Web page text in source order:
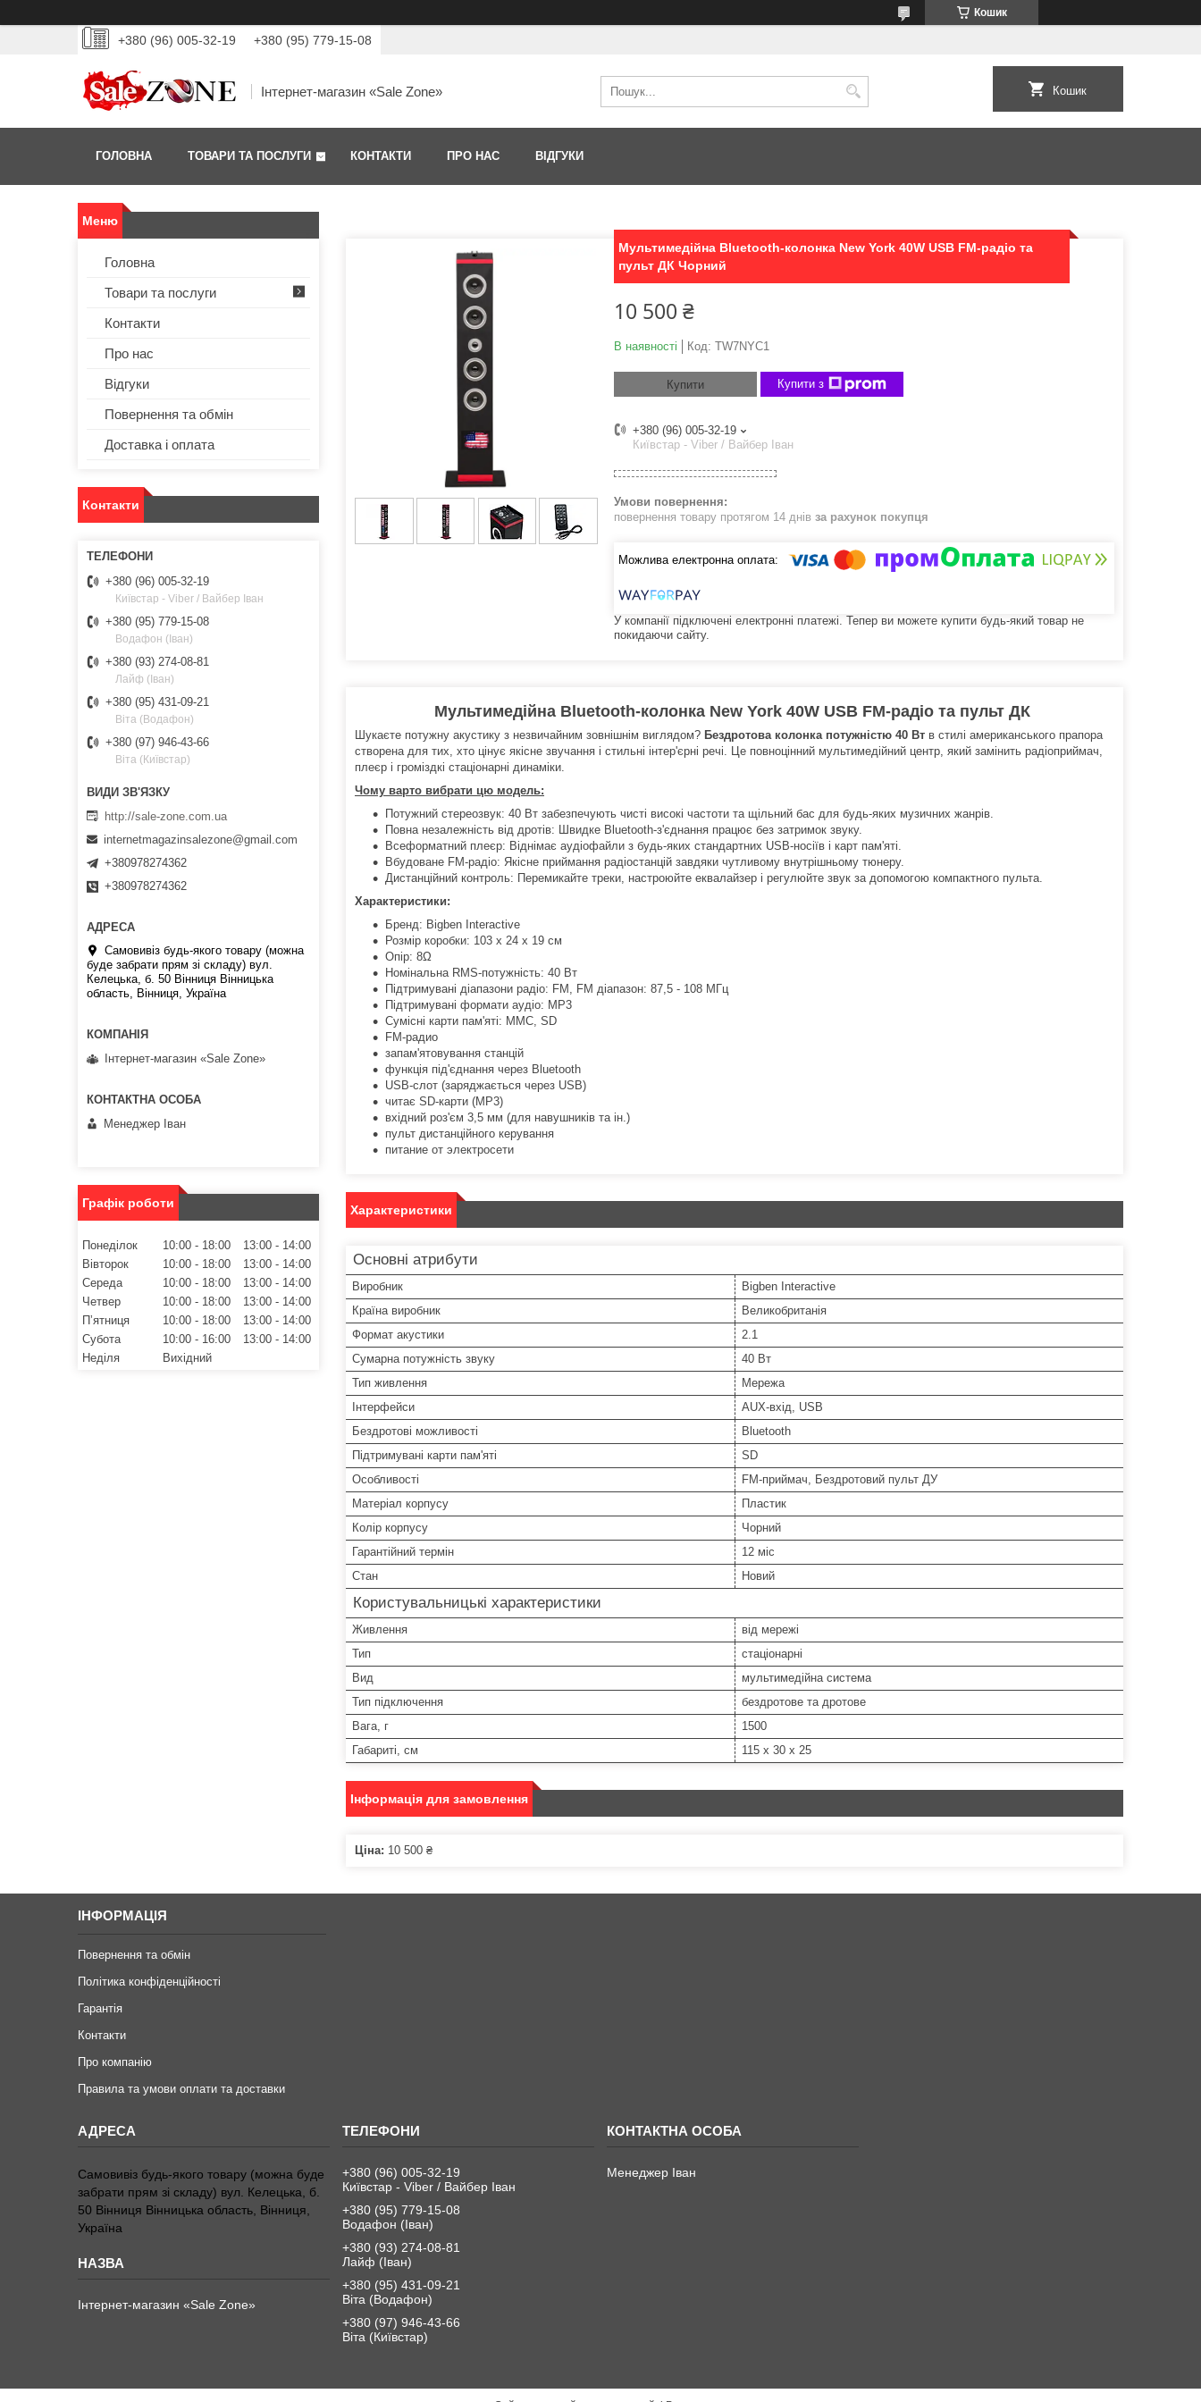
Кошик
+380 (96) 005-32-19 +380 (95) 779-15-08
Інтернет-магазин «Sale Zone» Кошик
ГОЛОВНА ТОВАРИ ТА ПОСЛУГИ КОНТАКТИ ПРО НАС ВІДГУКИ
Мультимедійна Bluetooth-колонка New York 40W USB FM-радіо та
пульт ДК Чорний
10 500 ₴
В наявності Код: TW7NYC1
Купити Купити з
+380 (96) 005-32-19
Київстар - Viber / Вайбер Іван
повернення товару протягом 14 днів за рахунок покупця
У компанії підключені електронні платежі. Тепер ви можете купити будь-який товар не
покидаючи сайту.
Мультимедійна Bluetooth-колонка New York 40W USB FM-радіо та пульт ДК
Шукаєте потужну акустику з незвичайним зовнішнім виглядом? Бездротова колонка потужністю 40 Вт в стилі американського прапора
створена для тих, хто цінує якісне звучання і стильні інтер'єрні речі. Це повноцінний мультимедійний центр, який замінить радіоприймач,
плеєр і громіздкі стаціонарні динаміки.
Чому варто вибрати цю модель:
Потужний стереозвук: 40 Вт забезпечують чисті високі частоти та щільний бас для будь-яких музичних жанрів.
Повна незалежність від дротів: Швидке Bluetooth-з'єднання працює без затримок звуку.
Всеформатний плеєр: Віднімає аудіофайли з будь-яких стандартних USB-носіїв і карт пам'яті.
Вбудоване FM-радіо: Якісне приймання радіостанцій завдяки чутливому внутрішньому тюнеру.
Дистанційний контроль: Перемикайте треки, настроюйте еквалайзер і регулюйте звук за допомогою компактного пульта.
Характеристики:
Бренд: Bigben Interactive
Розмір коробки: 103 х 24 х 19 см
Опір: 8Ω
Номінальна RMS-потужність: 40 Вт
Підтримувані діапазони радіо: FM, FM діапазон: 87,5 - 108 МГц
Підтримувані формати аудіо: MP3
Сумісні карти пам'яті: MMC, SD
FM-радио
запам'ятовування станцій
функція під'єднання через Bluetooth
USB-слот (заряджається через USB)
читає SD-карти (MP3)
вхідний роз'єм 3,5 мм (для навушників та ін.)
пульт дистанційного керування
питание от электросети
Характеристики
Основні атрибути
Виробник
Bigben Interactive
Країна виробник
Великобританія
Формат акустики
2.1
Сумарна потужність звуку
40 Вт
Тип живлення
Мережа
Інтерфейси
AUX-вхід, USB
Бездротові можливості
Bluetooth
Підтримувані карти пам'яті
SD
Особливості
FM-приймач, Бездротовий пульт ДУ
Матеріал корпусу
Пластик
Колір корпусу
Чорний
Гарантійний термін
12 міс
Стан
Новий
Користувальницькі характеристики
Живлення
від мережі
Тип
стаціонарні
Вид
мультимедійна система
Тип підключення
бездротове та дротове
Вага, г
1500
Габариті, см
115 x 30 x 25
Інформація для замовлення
Ціна: 10 500 ₴
Головна
Товари та послуги
Контакти
Про нас
Відгуки
Повернення та обмін
Доставка і оплата
Контакти
+380 (96) 005-32-19
Київстар - Viber / Вайбер Іван
+380 (95) 779-15-08
Водафон (Іван)
+380 (93) 274-08-81
Лайф (Іван)
+380 (95) 431-09-21
Віта (Водафон)
+380 (97) 946-43-66
Віта (Київстар)
http://sale-zone.com.ua
internetmagazinsalezone@gmail.com
+380978274362
+380978274362
Самовивіз будь-якого товару (можна
буде забрати прям зі складу) вул.
Келецька, б. 50 Вінниця Вінницька
область, Вінниця, Україна
Інтернет-магазин «Sale Zone»
Менеджер Іван
Графік роботи
Понеділок 10:00 18:00 13:00
14:00
Вівторок
10:00 18:00 13:00
14:00
Середа
10:00 18:00 13:00
14:00
Четвер
10:00 18:00 13:00
14:00
Пʼятниця
10:00 18:00 13:00
14:00
Субота
10:00 16:00 13:00
14:00
Неділя
Вихідний
ІНФОРМАЦІЯ
Повернення та обмін
Політика конфіденційності
Гарантія
Контакти
Про компанію
Правила та умови оплати та доставки
Самовивіз будь-якого товару (можна буде
забрати прям зі складу) вул. Келецька, б.
50 Вінниця Вінницька область, Вінниця,
Україна
Інтернет-магазин «Sale Zone»
+380 (96) 005-32-19
Київстар - Viber / Вайбер Іван
+380 (95) 779-15-08
Водафон (Іван)
+380 (93) 274-08-81
Лайф (Іван)
+380 (95) 431-09-21
Віта (Водафон)
+380 (97) 946-43-66
Віта (Київстар)
Менеджер Іван